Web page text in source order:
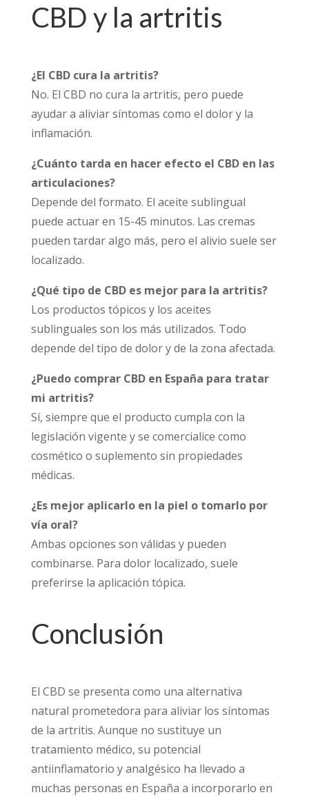
CBD y la artritis
¿El CBD cura la artritis?
No. El CBD no cura la artritis, pero puede
ayudar a aliviar síntomas como el dolor y la
inflamación.
¿Cuánto tarda en hacer efecto el CBD en las
articulaciones?
Depende del formato. El aceite sublingual
puede actuar en 15-45 minutos. Las cremas
pueden tardar algo más, pero el alivio suele ser
localizado.
¿Qué tipo de CBD es mejor para la artritis?
Los productos tópicos y los aceites
sublinguales son los más utilizados. Todo
depende del tipo de dolor y de la zona afectada.
¿Puedo comprar CBD en España para tratar
mi artritis?
Sí, siempre que el producto cumpla con la
legislación vigente y se comercialice como
cosmético o suplemento sin propiedades
médicas.
¿Es mejor aplicarlo en la piel o tomarlo por
vía oral?
Ambas opciones son válidas y pueden
combinarse. Para dolor localizado, suele
preferirse la aplicación tópica.
Conclusión
El CBD se presenta como una alternativa
natural prometedora para aliviar los síntomas
de la artritis. Aunque no sustituye un
tratamiento médico, su potencial
antiinflamatorio y analgésico ha llevado a
muchas personas en España a incorporarlo en